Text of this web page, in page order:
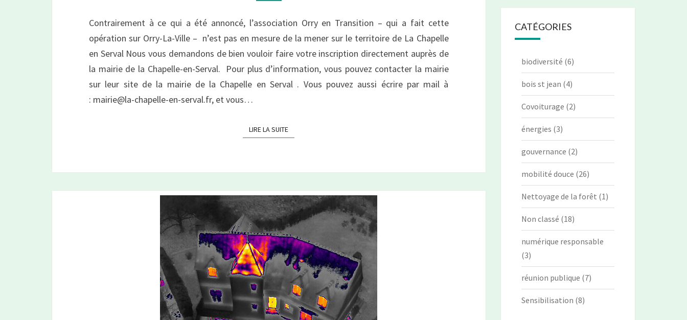
Contrairement à ce qui a été annoncé, l’association Orry en Transition – qui a fait cette
opération sur Orry-La-Ville – n’est pas en mesure de la mener sur le territoire de La Chapelle
en Serval Nous vous demandons de bien vouloir faire votre inscription directement auprès de
la mairie de la Chapelle-en-Serval. Pour plus d’information, vous pouvez contacter la mairie
sur leur site de la mairie de la Chapelle en Serval . Vous pouvez aussi écrire par mail à
: mairie@la-chapelle-en-serval.fr, et vous…
LIRE LA SUITELIRE LA SUITE
CATÉGORIES
biodiversité (6)
bois st jean (4)
Covoiturage (2)
énergies (3)
gouvernance (2)
mobilité douce (26)
Nettoyage de la forêt (1)
Non classé (18)
numérique responsable
(3)
réunion publique (7)
Sensibilisation (8)